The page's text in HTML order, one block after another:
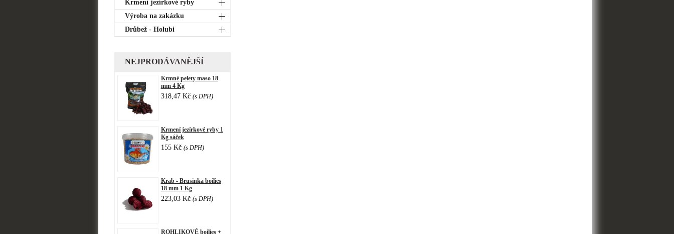
Krmení jezírkové ryby
Výroba na zakázku
Drůbež - Holubi
NEJPRODÁVANĚJŠÍ
Krmné pelety maso 18
mm 4 Kg
318,47 Kč (s DPH)
Krmení jezírkové ryby 1
Kg sáček
155 Kč (s DPH)
Krab - Brusinka boilies
18 mm 1 Kg
223,03 Kč (s DPH)
ROHLIKOVÉ boilies +